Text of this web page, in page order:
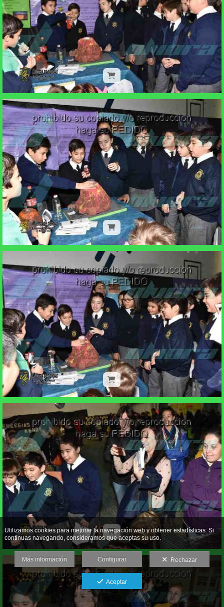
Utilizamos cookies para mejorar la navegación web y obtener estadísticas. Si
continuas navegando, consideramos que aceptas su uso.
Más información Configurar Rechazar
Aceptar